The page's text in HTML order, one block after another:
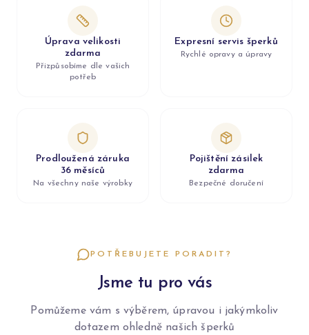
Úprava velikosti
zdarma
Přizpůsobíme dle vašich
potřeb
Expresní servis šperků
Rychlé opravy a úpravy
Prodloužená záruka
36 měsíců
Na všechny naše výrobky
Pojištění zásilek
zdarma
Bezpečné doručení
POTŘEBUJETE PORADIT?
Jsme tu pro vás
Pomůžeme vám s výběrem, úpravou i jakýmkoliv
dotazem ohledně našich šperků